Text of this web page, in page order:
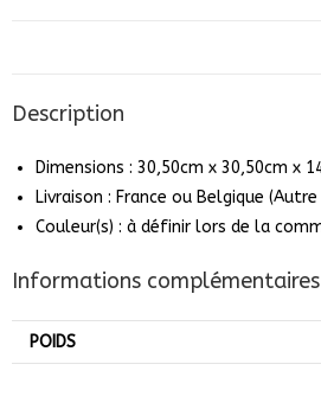
Description
Dimensions : 30,50cm x 30,50cm x
Livraison : France ou Belgique
Couleur(s) : à définir lors de la
Informations complémentaires
POIDS